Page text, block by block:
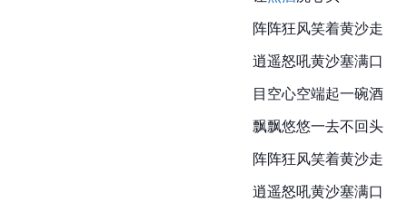
阵阵狂风笑着黄沙走
逍遥怒吼黄沙塞满口
目空心空端起一碗酒
飘飘悠悠一去不回头
阵阵狂风笑着黄沙走
逍遥怒吼黄沙塞满口